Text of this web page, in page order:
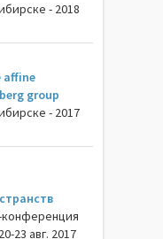
- 2018
affine
group
- 2017
23 авг. 2017